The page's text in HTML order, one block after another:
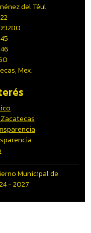
del Téul
Mex.
Municipal de
- 2027